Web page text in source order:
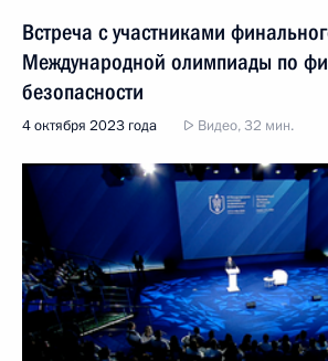
Встреча с участниками
Международной олимпиады по
безопасности
4 октября 2023 года Видео, 32 мин.